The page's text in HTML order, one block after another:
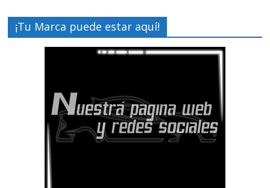
¡Tu Marca puede estar aquí!